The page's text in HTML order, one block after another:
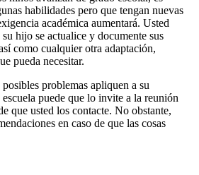
habilidades pero que tengan nuevas
académica aumentará. Usted
hijo se actualice y documente sus
como cualquier otra adaptación,
pueda necesitar.
problemas apliquen a su
puede que lo invite a la reunión
que usted los contacte. No obstante,
en caso de que las cosas